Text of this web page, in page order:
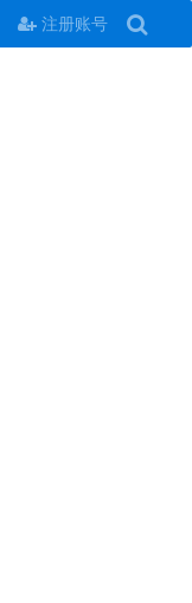
注册账号